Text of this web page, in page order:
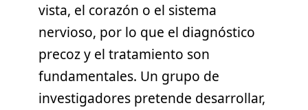
vista, el corazón o el sistema
nervioso, por lo que el diagnóstico
precoz y el tratamiento son
fundamentales. Un grupo de
investigadores pretende desarrollar,